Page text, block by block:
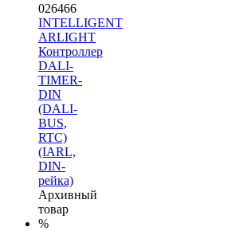
026466
INTELLIGENT
ARLIGHT
Контроллер
DALI-
TIMER-
DIN
(DALI-
BUS,
RTC)
(IARL,
DIN-
рейка)
Архивный
товар
%